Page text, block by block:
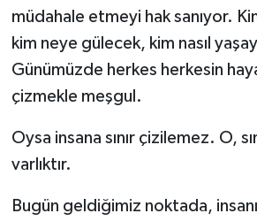
müdahale etmeyi hak sanıyor.
kim neye gülecek, kim nasıl
Günümüzde herkes herkesin
çizmekle meşgul.
Oysa insana sınır çizilemez. O,
varlıktır.
Bugün geldiğimiz noktada,